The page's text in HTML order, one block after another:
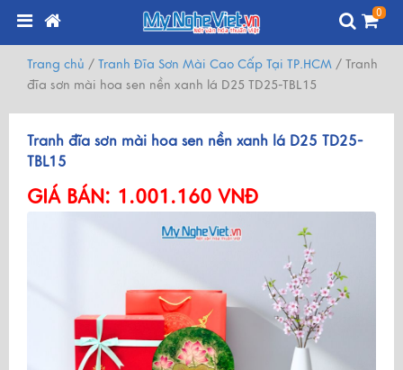
0
Trang chủ / Tranh Đĩa Sơn Mài Cao Cấp Tại TP.HCM / Tranh
đĩa sơn mài hoa sen nền xanh lá D25 TD25-TBL15
Tranh đĩa sơn mài hoa sen nền xanh lá D25 TD25-
TBL15
GIÁ BÁN: 1.001.160 VNĐ